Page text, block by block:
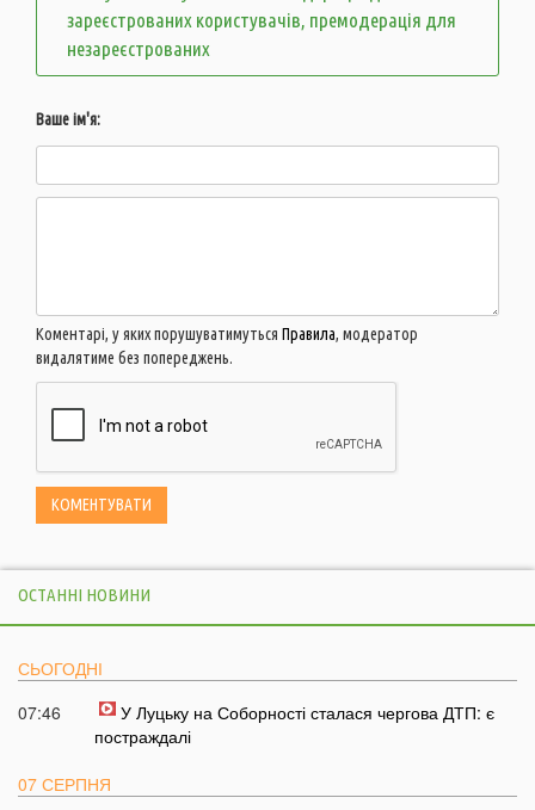
зареєстрованих користувачів, премодерація для
незареєстрованих
Ваше ім'я:
Коментарі, у яких порушуватимуться Правила, модератор
видалятиме без попереджень.
ОСТАННІ НОВИНИ
СЬОГОДНІ
07:46
У Луцьку на Соборності сталася чергова ДТП: є
постраждалі
07 СЕРПНЯ